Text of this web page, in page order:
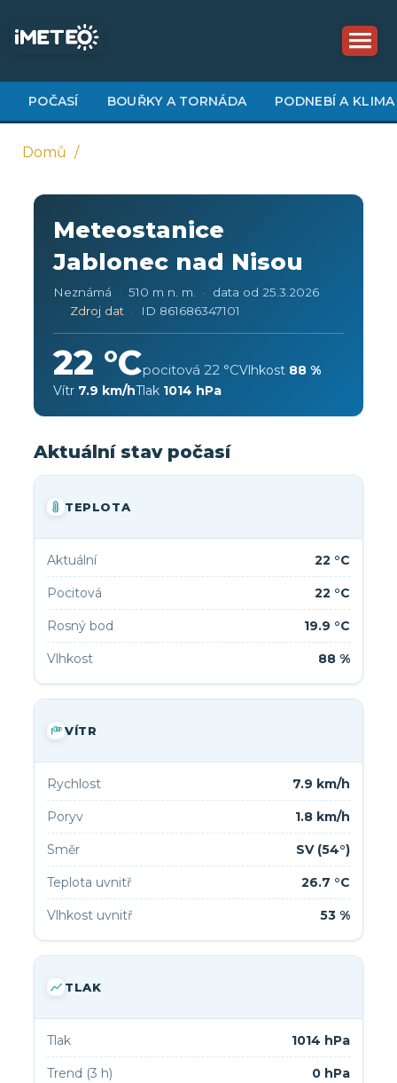
obsahu
POČASÍ BOUŘKY A TORNÁDA PODNEBÍ A KLIMA
Drobečková
navigace
Domů
Meteostanice
Jablonec nad Nisou
Neznámá 510 m n. m.
data od 25.3.2026
Zdroj dat
ID 861686347101
22 °Cpocitová 22 °CVlhkost 88 %
Vítr 7.9 km/hTlak 1014 hPa
Aktuální stav počasí
TEPLOTA
Aktuální 22 °C
Pocitová 22 °C
Rosný bod 19.9 °C
Vlhkost 88 %
VÍTR
Rychlost 7.9 km/h
Poryv 1.8 km/h
Směr SV (54°)
Teplota uvnitř 26.7 °C
Vlhkost uvnitř 53 %
TLAK
Tlak 1014 hPa
Trend (3 h) 0 hPa